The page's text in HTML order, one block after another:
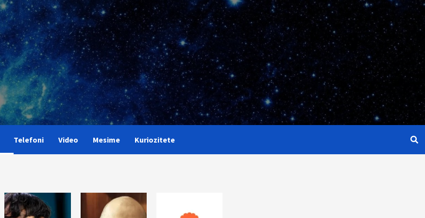
Telefoni Video Mesime Kuriozitete